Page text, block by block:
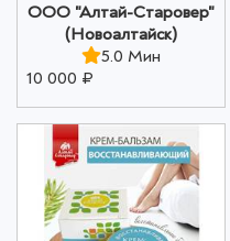
ООО "Алтай-Старовер"
(Новоалтайск)
5.0 Мин
10 000 ₽